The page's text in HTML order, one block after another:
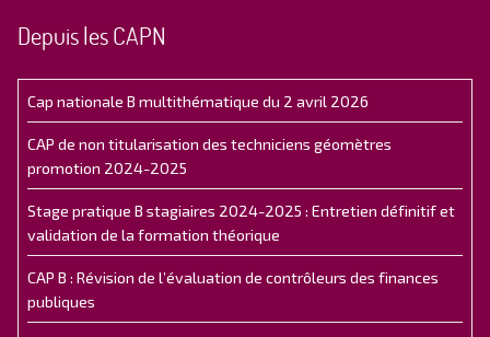
Depuis les CAPN
Cap nationale B multithématique du 2 avril 2026
CAP de non titularisation des techniciens géomètres
promotion 2024-2025
Stage pratique B stagiaires 2024-2025 : Entretien définitif et
validation de la formation théorique
CAP B : Révision de l’évaluation de contrôleurs des finances
publiques